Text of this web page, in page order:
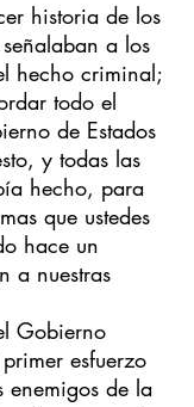
historia de los
a los
hecho criminal;
todo el
de Estados
y todas las
hecho, para
que ustedes
hace un
a nuestras
Gobierno
esfuerzo
enemigos de la